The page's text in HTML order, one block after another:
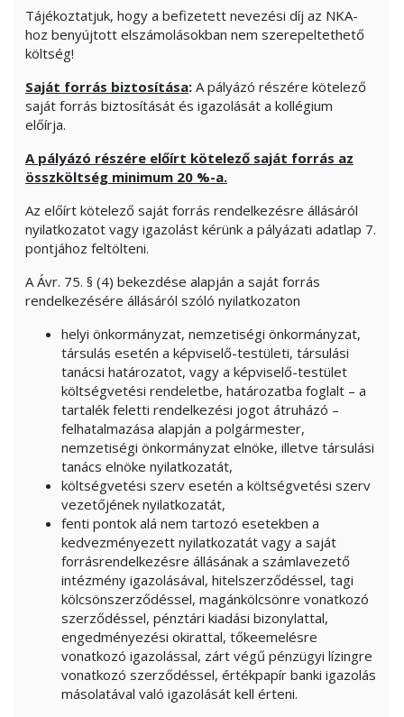
Tájékoztatjuk, hogy a befizetett nevezési díj az NKA-
hoz benyújtott elszámolásokban nem szerepeltethető
költség!
Saját forrás biztosítása: A pályázó részére kötelező
saját forrás biztosítását és igazolását a kollégium
előírja.
A pályázó részére előírt kötelező saját forrás az
összköltség minimum 20 %-a.
Az előírt kötelező saját forrás rendelkezésre állásáról
nyilatkozatot vagy igazolást kérünk a pályázati adatlap 7.
pontjához feltölteni.
A Ávr. 75. § (4) bekezdése alapján a saját forrás
rendelkezésére állásáról szóló nyilatkozaton
helyi önkormányzat, nemzetiségi önkormányzat,
társulás esetén a képviselő-testületi, társulási
tanácsi határozatot, vagy a képviselő-testület
költségvetési rendeletbe, határozatba foglalt – a
tartalék feletti rendelkezési jogot átruházó –
felhatalmazása alapján a polgármester,
nemzetiségi önkormányzat elnöke, illetve társulási
tanács elnöke nyilatkozatát,
költségvetési szerv esetén a költségvetési szerv
vezetőjének nyilatkozatát,
fenti pontok alá nem tartozó esetekben a
kedvezményezett nyilatkozatát vagy a saját
forrásrendelkezésre állásának a számlavezető
intézmény igazolásával, hitelszerződéssel, tagi
kölcsönszerződéssel, magánkölcsönre vonatkozó
szerződéssel, pénztári kiadási bizonylattal,
engedményezési okirattal, tőkeemelésre
vonatkozó igazolással, zárt végű pénzügyi lízingre
vonatkozó szerződéssel, értékpapír banki igazolás
másolatával való igazolását kell érteni.